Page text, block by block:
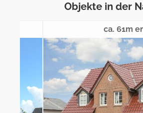
Objekte in der
ca. 61m entfernt